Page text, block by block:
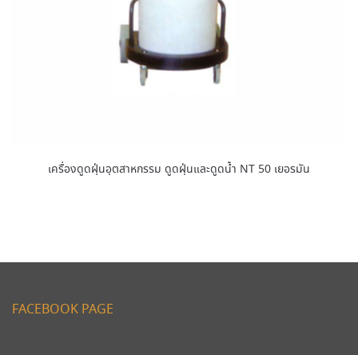
เครื่องดูดฝุ่นอุตสาหกรรม ดูดฝุ่นและดูดน้ำ NT 50 เยอรมัน
FACEBOOK PAGE